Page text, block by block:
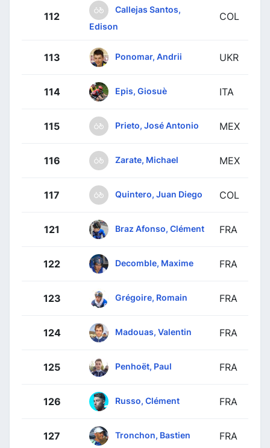
112
Callejas Santos,
Edison
COL
113 Ponomar, Andrii UKR
114 Epis, Giosuè ITA
115 Prieto, José Antonio MEX
116 Zarate, Michael MEX
117 Quintero, Juan Diego COL
121 Braz Afonso, Clément FRA
122 Decomble, Maxime FRA
123 Grégoire, Romain FRA
124 Madouas, Valentin FRA
125 Penhoët, Paul FRA
126 Russo, Clément FRA
127 Tronchon, Bastien FRA